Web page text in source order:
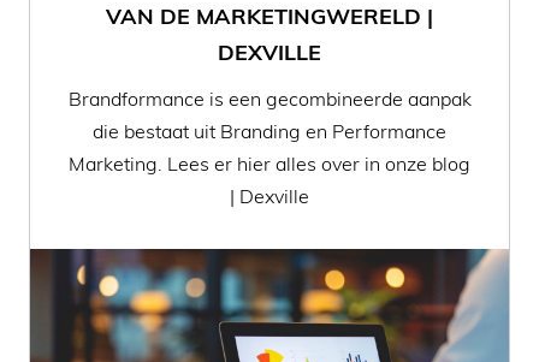
VAN DE MARKETINGWERELD |
DEXVILLE
Brandformance is een gecombineerde aanpak
die bestaat uit Branding en Performance
Marketing. Lees er hier alles over in onze blog
| Dexville